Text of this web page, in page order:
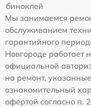
биноклей
Мы занимаемся
обслуживанием
гарантийного
Новгороде работает
официальной
на ремонт,
ознакомительный
офертой согласно п.